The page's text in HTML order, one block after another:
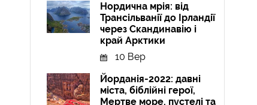
Нордична мрія: від
Трансільванії до Ірландії
через Скандинавію і
край Арктики
10 Вер
Йорданія-2022: давні
міста, біблійні герої,
Мертве море, пустелі та